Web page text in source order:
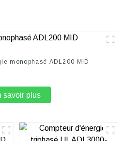
monophasé ADL200 MID
savoir plus